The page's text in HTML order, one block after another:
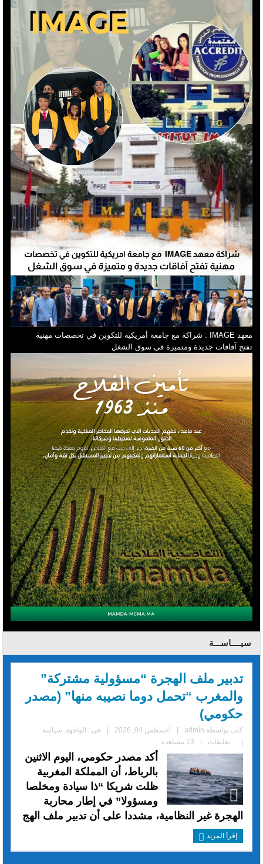
معهد IMAGE : شراكة مع جامعة أمريكية للتكوين في تخصصات مهنية
تفتح آفاقات جديدة ومتميزة في سوق الشغل
سيــــاســـة
تدبير ملف الهجرة “مسؤولية مشتركة”
والمغرب “تحمل دوما نصيبه منها” (مصدر
حكومي)
كتب بواسطة admin أغسطس 04, 2026 فى : الواجهة, سياسة
٠ تعليقات 13 مشاهدة
أكد مصدر حكومي، اليوم الاثنين
بالرباط، أن المملكة المغربية
ظلت شريكا “ذا سيادة ومخلصا
ومسؤولا” في إطار محاربة
الهجرة غير النظامية، مشددا على أن تدبير ملف الهج
إقرأ المزيد